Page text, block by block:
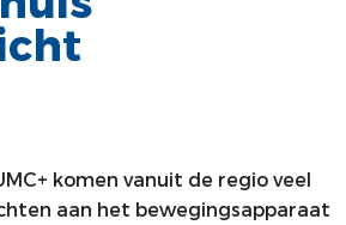
komen vanuit de regio veel
aan het bewegingsapparaat